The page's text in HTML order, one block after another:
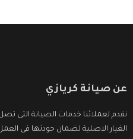
عن صيانة كريازي
نقدم لعملائنا خدمات الصيانة التى
الغيار الاصلية لضمان جودتها فى